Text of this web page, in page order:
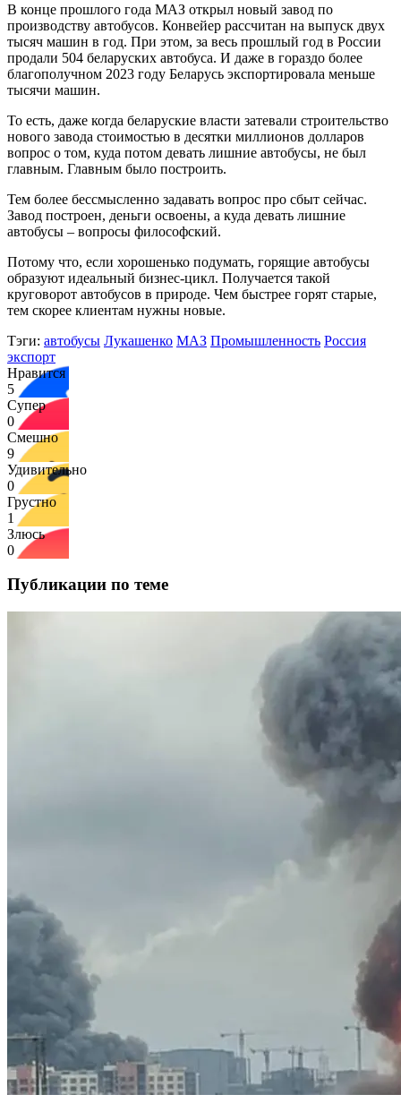
В конце прошлого года МАЗ открыл новый завод по
производству автобусов. Конвейер рассчитан на выпуск двух
тысяч машин в год. При этом, за весь прошлый год в России
продали 504 беларуских автобуса. И даже в гораздо более
благополучном 2023 году Беларусь экспортировала меньше
тысячи машин.
То есть, даже когда беларуские власти затевали строительство
нового завода стоимостью в десятки миллионов долларов
вопрос о том, куда потом девать лишние автобусы, не был
главным. Главным было построить.
Тем более бессмысленно задавать вопрос про сбыт сейчас.
Завод построен, деньги освоены, а куда девать лишние
автобусы – вопросы философский.
Потому что, если хорошенько подумать, горящие автобусы
образуют идеальный бизнес-цикл. Получается такой
круговорот автобусов в природе. Чем быстрее горят старые,
тем скорее клиентам нужны новые.
Тэги: автобусы Лукашенко МАЗ Промышленность Россия
экспорт
Нравится
5
Супер
0
Смешно
9
Удивительно
0
Грустно
1
Злюсь
0
Публикации по теме